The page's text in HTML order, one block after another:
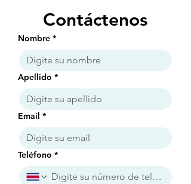
Contáctenos
Nombre *
Apellido *
Email *
Teléfono *